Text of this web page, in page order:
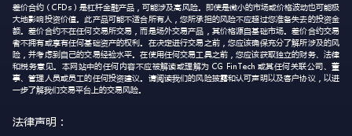
差价合约（CFDs）是杠杆金融产品，可能涉及高风险。即使是微小的市场或价格波动也可能极
大地影响投资价值。此产品可能不适合所有人，您所承担的风险不应超过您准备失去的投资金
额。差价合约不在任何交易所交易，而是场外交易产品，其价格源自基础市场。差价合约交易
者不拥有或享有任何基础资产的权利。在决定进行交易之前，您应该确保充分了解所涉及的风
险，并考虑到自己的交易经验水平。在使用任何交易工具之前，您应该获取独立的财务、法律
和税务意见。本网站中的任何内容不应被解读或理解为 CG FinTech 或其任何关联公司、董
事、管理人员或员工的任何投资建议。请阅读我们的风险披露和认可声明以及客户协议，以进
一步了解我们交易平台上的交易风险。
法律声明：